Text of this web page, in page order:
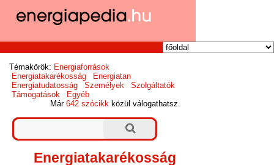
Témakörök: Energiaforrások
Energiatakarékosság
Energiatan
Energiatudatosság
Személyek
Szolgáltatók
Támogatások
Egyéb
Már642 szócikk közül válogathatsz.
Energiatakarékosság